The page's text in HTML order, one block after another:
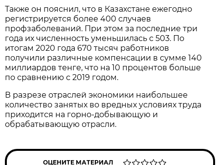
Также он пояснил, что в Казахстане ежегодно
регистрируется более 400 случаев
профзаболеваний. При этом за последние три
года их численность уменьшилась с 503. По
итогам 2020 года 670 тысяч работников
получили различные компенсации в сумме 140
миллиардов тенге, что на 10 процентов больше
по сравнению с 2019 годом.
В разрезе отраслей экономики наибольшее
количество занятых во вредных условиях труда
приходится на горно-добывающую и
обрабатывающую отрасли.
ОЦЕНИТЕ МАТЕРИАЛ